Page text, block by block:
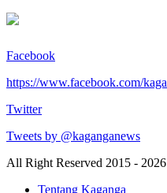
Facebook
https://www.facebook.com/
Twitter
Tweets by @kaganganews
All Right Reserved 2015 -
Tentang Kaganga